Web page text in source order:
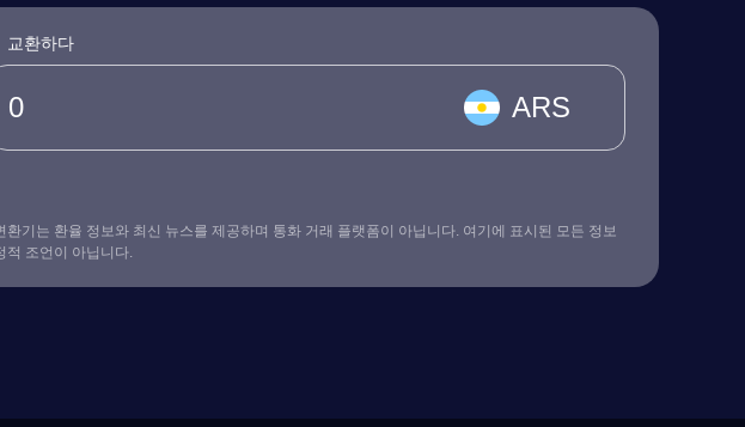
교환하다
ARS
환기는 환율 정보와 최신 뉴스를 제공하며 통화 거래 플랫폼이 아닙니다. 여기에 표시된 모든 정보
적 조언이 아닙니다.